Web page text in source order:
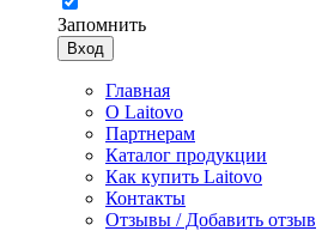
Запомнить
Вход
Главная
О Laitovo
Партнерам
Каталог продукции
Как купить Laitovo
Контакты
Отзывы / Добавить отзыв